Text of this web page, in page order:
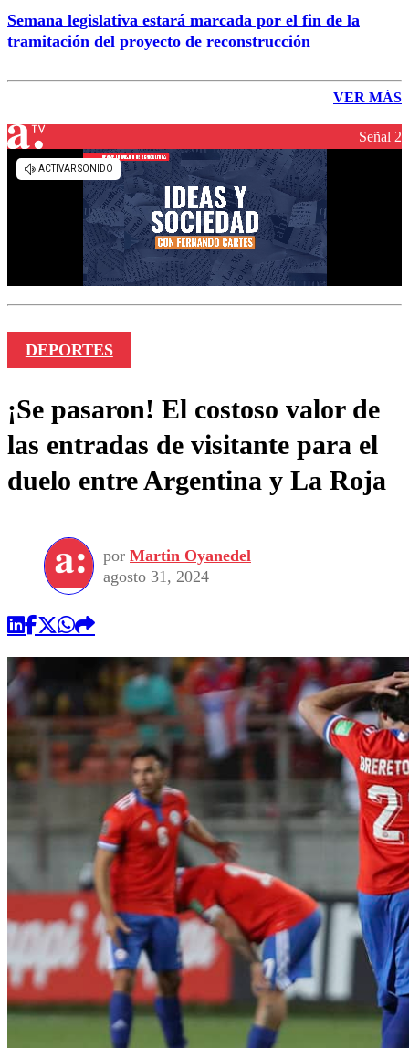
Semana legislativa estará marcada por el fin de la
tramitación del proyecto de reconstrucción
VER MÁS
Señal 2
DEPORTES
¡Se pasaron! El costoso valor de
las entradas de visitante para el
duelo entre Argentina y La Roja
por Martin Oyanedel
agosto 31, 2024